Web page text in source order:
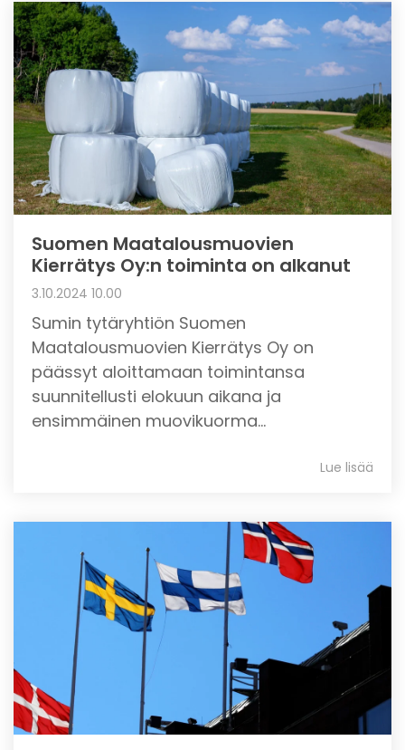
Suomen Maatalousmuovien
Kierrätys Oy:n toiminta on alkanut
3.10.2024 10.00
Sumin tytäryhtiön Suomen
Maatalousmuovien Kierrätys Oy on
päässyt aloittamaan toimintansa
suunnitellusti elokuun aikana ja
ensimmäinen muovikuorma...
Lue lisää